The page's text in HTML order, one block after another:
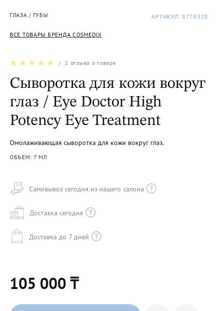
ГЛАЗА / ГУБЫ
ВСЕ ТОВАРЫ БРЕНДА COSMEDIX
АРТИКУЛ: 8770320
/ 2 отзыва о товаре
Сыворотка для кожи вокруг
глаз / Eye Doctor High
Potency Eye Treatment
Омолаживающая сыворотка для кожи вокруг глаз.
ОБЪЕМ: 7 МЛ
Самовывоз сегодня из нашего салона
Доставка сегодня
Доставка до 7 дней
105 000 ₸